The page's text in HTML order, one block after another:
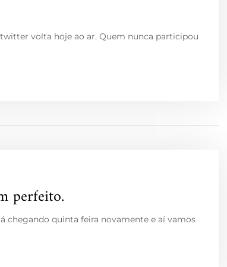
volta hoje ao ar. Quem nunca participou
perfeito.
chegando quinta feira novamente e aí vamos